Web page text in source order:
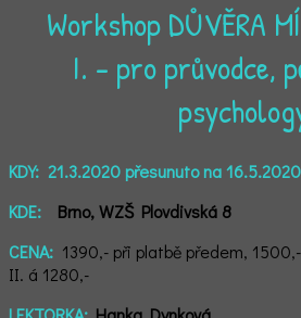
Workshop DŮVĚRA
I. - pro průvodce,
KDY: 21.3.2020 přesunuto na 16.5.2020
KDE:
Brno, WZŠ Plovdivská 8
CENA: 1390,- při platbě předem,
II. á 1280,-